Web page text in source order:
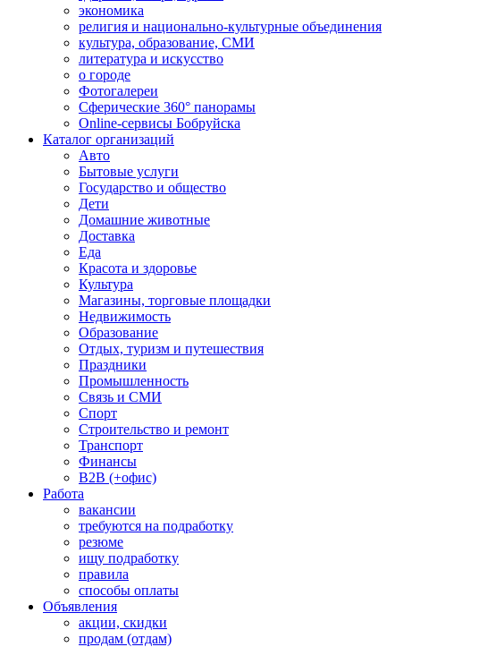
экономика
религия и национально-культурные объединения
культура, образование, СМИ
литература и искусство
о городе
Фотогалереи
Сферические 360° панорамы
Online-сервисы Бобруйска
Каталог организаций
Авто
Бытовые услуги
Государство и общество
Дети
Домашние животные
Доставка
Еда
Красота и здоровье
Культура
Магазины, торговые площадки
Недвижимость
Образование
Отдых, туризм и путешествия
Праздники
Промышленность
Связь и СМИ
Спорт
Строительство и ремонт
Транспорт
Финансы
B2B (+офис)
Работа
вакансии
требуются на подработку
резюме
ищу подработку
правила
способы оплаты
Объявления
акции, скидки
продам (отдам)